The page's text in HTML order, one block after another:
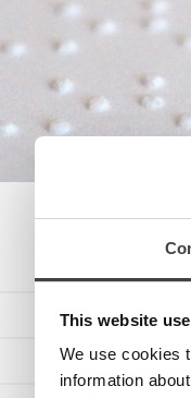
This website
We use cookies
information